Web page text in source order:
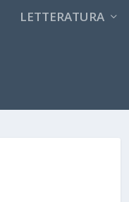
LETTERATURA